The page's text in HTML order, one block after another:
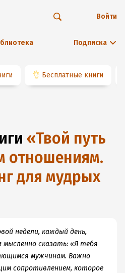
Подписка
Войти
👌 Бесплатные книги
«Твой путь
отношениям.
для мудрых
недели, каждый день,
сказать: «Я тебя
мужчинам. Важно
сопротивлением, которое